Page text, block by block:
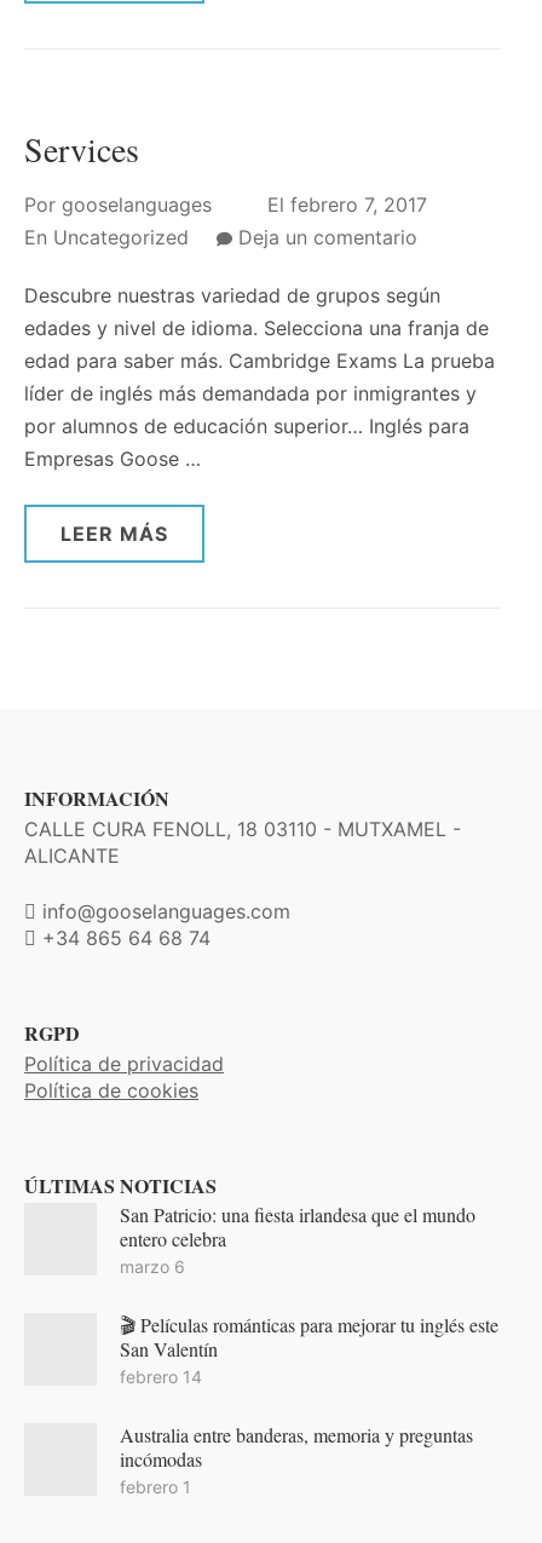
Services
Por gooselanguages El febrero 7, 2017
En Uncategorized Deja un comentario
Descubre nuestras variedad de grupos según
edades y nivel de idioma. Selecciona una franja de
edad para saber más. Cambridge Exams La prueba
líder de inglés más demandada por inmigrantes y
por alumnos de educación superior… Inglés para
Empresas Goose …
LEER MÁS
INFORMACIÓN
CALLE CURA FENOLL, 18 03110 - MUTXAMEL -
ALICANTE
info@gooselanguages.com
+34 865 64 68 74
RGPD
Política de privacidad
Política de cookies
ÚLTIMAS NOTICIAS
San Patricio: una fiesta irlandesa que el mundo
entero celebra
marzo 6
🎬 Películas románticas para mejorar tu inglés este
San Valentín
febrero 14
Australia entre banderas, memoria y preguntas
incómodas
febrero 1